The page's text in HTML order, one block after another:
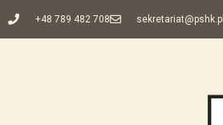
+48 789 482 708 sekretariat@pshk.pl